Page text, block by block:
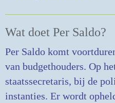
Wat doet Per Saldo?
Per Saldo komt
van budgethouders. Op
staatssecretaris, bij de
instanties. Er wordt